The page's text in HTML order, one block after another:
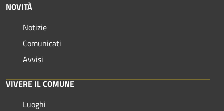
NOVITÀ
Notizie
Comunicati
Avvisi
VIVERE IL COMUNE
Luoghi